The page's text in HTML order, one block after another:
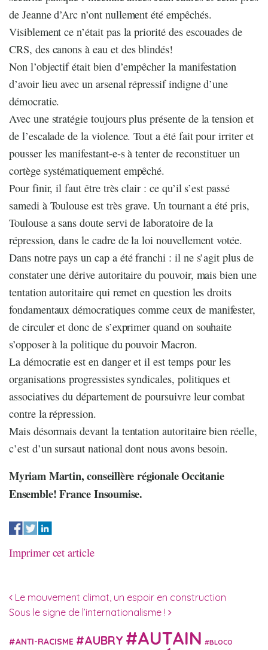
de Jeanne d’Arc n’ont nullement été empêchés.
Visiblement ce n’était pas la priorité des escouades de
CRS, des canons à eau et des blindés!
Non l’objectif était bien d’empêcher la manifestation
d’avoir lieu avec un arsenal répressif indigne d’une
démocratie.
Avec une stratégie toujours plus présente de la tension et
de l’escalade de la violence. Tout a été fait pour irriter et
pousser les manifestant-e-s à tenter de reconstituer un
cortège systématiquement empêché.
Pour finir, il faut être très clair : ce qu’il s’est passé
samedi à Toulouse est très grave. Un tournant a été pris,
Toulouse a sans doute servi de laboratoire de la
répression, dans le cadre de la loi nouvellement votée.
Dans notre pays un cap a été franchi : il ne s’agit plus de
constater une dérive autoritaire du pouvoir, mais bien une
tentation autoritaire qui remet en question les droits
fondamentaux démocratiques comme ceux de manifester,
de circuler et donc de s’exprimer quand on souhaite
s’opposer à la politique du pouvoir Macron.
La démocratie est en danger et il est temps pour les
organisations progressistes syndicales, politiques et
associatives du département de poursuivre leur combat
contre la répression.
Mais désormais devant la tentation autoritaire bien réelle,
c’est d’un sursaut national dont nous avons besoin.
Myriam Martin, conseillère régionale Occitanie
Ensemble! France Insoumise.
Imprimer cet article
Navigation des articles
Le mouvement climat, un espoir en construction
Sous le signe de l’internationalisme !
ANTI-RACISME AUBRY AUTAIN BLOCO